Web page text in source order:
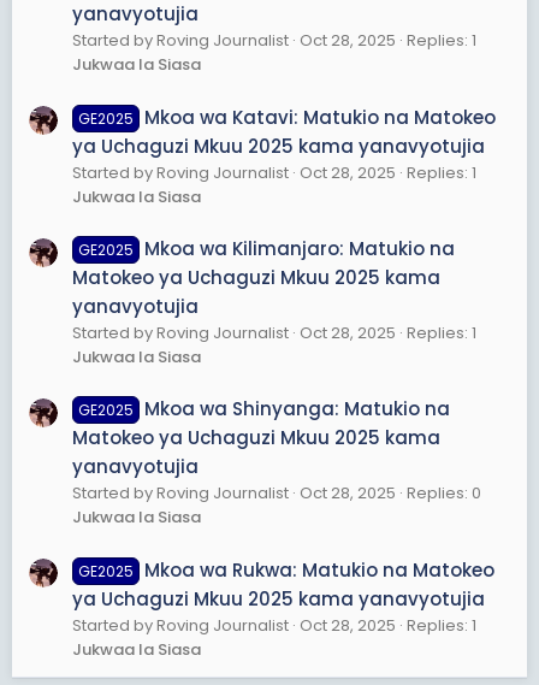
yanavyotujia
Started by Roving Journalist Oct 28, 2025 Replies: 1
Jukwaa la Siasa
GE2025
Mkoa wa Katavi: Matukio na Matokeo
ya Uchaguzi Mkuu 2025 kama yanavyotujia
Started by Roving Journalist Oct 28, 2025 Replies: 1
Jukwaa la Siasa
GE2025
Mkoa wa Kilimanjaro: Matukio na
Matokeo ya Uchaguzi Mkuu 2025 kama
yanavyotujia
Started by Roving Journalist Oct 28, 2025 Replies: 1
Jukwaa la Siasa
GE2025
Mkoa wa Shinyanga: Matukio na
Matokeo ya Uchaguzi Mkuu 2025 kama
yanavyotujia
Started by Roving Journalist Oct 28, 2025 Replies: 0
Jukwaa la Siasa
GE2025
Mkoa wa Rukwa: Matukio na Matokeo
ya Uchaguzi Mkuu 2025 kama yanavyotujia
Started by Roving Journalist Oct 28, 2025 Replies: 1
Jukwaa la Siasa